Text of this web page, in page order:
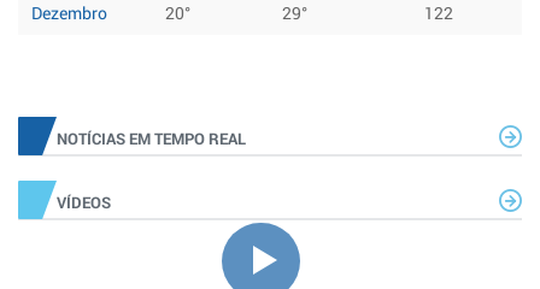
Dezembro
20° 29° 122
NOTÍCIAS EM TEMPO REAL
VÍDEOS